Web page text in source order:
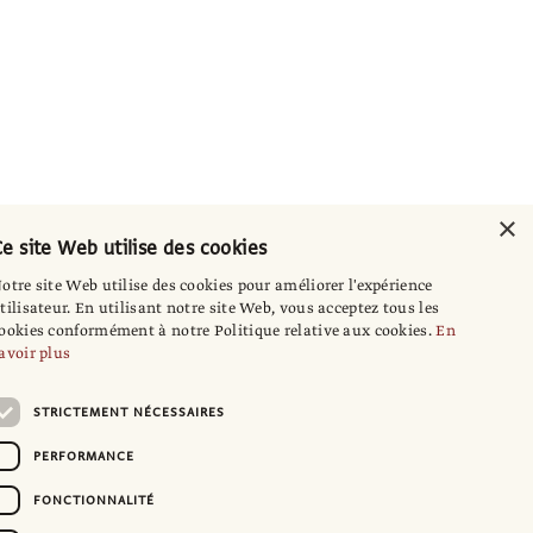
×
site Web utilise des cookies
site Web utilise des cookies pour améliorer l'expérience
En utilisant notre site Web, vous acceptez tous les
conformément à notre Politique relative aux cookies.En
plus
STRICTEMENT NÉCESSAIRES
PERFORMANCE
FONCTIONNALITÉ